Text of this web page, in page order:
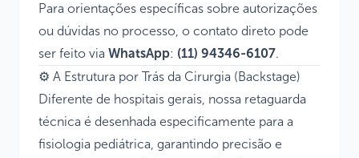
Para orientações específicas sobre autorizações
ou dúvidas no processo, o contato direto pode
ser feito via WhatsApp: (11) 94346-6107.
⚙️ A Estrutura por Trás da Cirurgia (Backstage)
Diferente de hospitais gerais, nossa retaguarda
técnica é desenhada especificamente para a
fisiologia pediátrica, garantindo precisão e